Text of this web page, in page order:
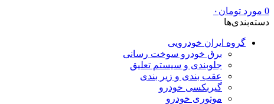
0 مورد تومان ۰
دسته‌بندی‌ها
گروه ایران خودرویی
برق خودرو سوخت رسانی
جلوبندی و سیستم تعلیق
عقب بندی و زیر بندی
گیربکسی خودرو
موتوری خودرو